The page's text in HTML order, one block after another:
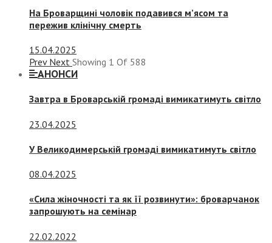
На Броварщині чоловік подавився м’ясом та
пережив клінічну смерть
15.04.2025
Prev Next Showing 1 Of 588
АНОНСИ
Завтра в Броварській громаді вимикатимуть світло
23.04.2025
У Великодимерській громаді вимикатимуть світло
08.04.2025
«Сила жіночності та як її розвинути»: броварчанок
запрошують на семінар
22.02.2022